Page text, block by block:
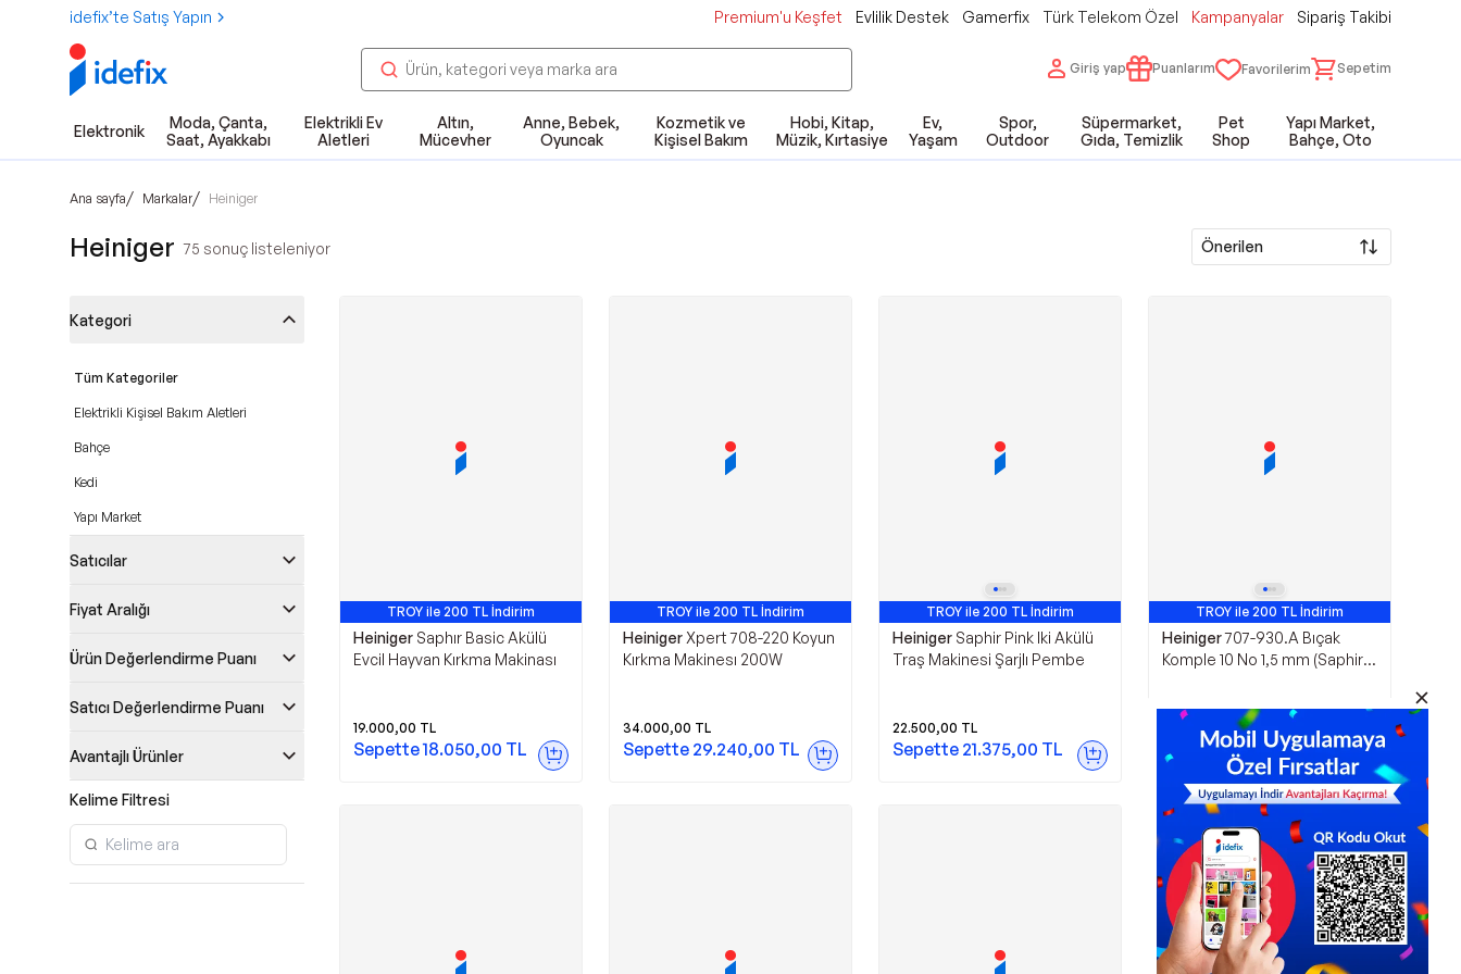
idefix’te Satış Yapın Premium'u Keşfet Evlilik Destek Gamerfix Türk Telekom Özel Kampanyalar Sipariş Takibi
Giriş yap Puanlarım Favorilerim Sepetim
Elektronik
Moda, Çanta,
Saat, Ayakkabı
Elektrikli Ev
Aletleri
Altın,
Mücevher
Anne, Bebek,
Oyuncak
Kozmetik ve
Kişisel Bakım
Hobi, Kitap,
Müzik, Kırtasiye
Ev,
Yaşam
Spor,
Outdoor
Süpermarket,
Gıda, Temizlik
Pet
Shop
Yapı Market,
Bahçe, Oto
Ana sayfa/ Markalar/ Heiniger
Heiniger 75 sonuç listeleniyor Önerilen
Kategori
Tüm Kategoriler
Elektrikli Kişisel Bakım Aletleri
Bahçe
Kedi
Yapı Market
Satıcılar
Fiyat Aralığı
Ürün Değerlendirme Puanı
Satıcı Değerlendirme Puanı
Avantajlı Ürünler
Kelime Filtresi
TROY ile 200 TL İndirim
Heiniger Saphır Basic Akülü
Evcil Hayvan Kırkma Makinası
19.000,00 TL
Sepette18.050,00 TL
TROY ile 200 TL İndirim
Heiniger Xpert 708-220 Koyun
Kırkma Makinesı 200W
34.000,00 TL
Sepette 29.240,00 TL
TROY ile 200 TL İndirim
Heiniger Saphir Pink Iki Akülü
Traş Makinesi Şarjlı Pembe
22.500,00 TL
Sepette 21.375,00 TL
TROY ile 200 TL İndirim
Heiniger707-930.A Bıçak
Komple 10 No 1,5 mm (Saphir
3.678,02 TL
Sepette3.494,12TL